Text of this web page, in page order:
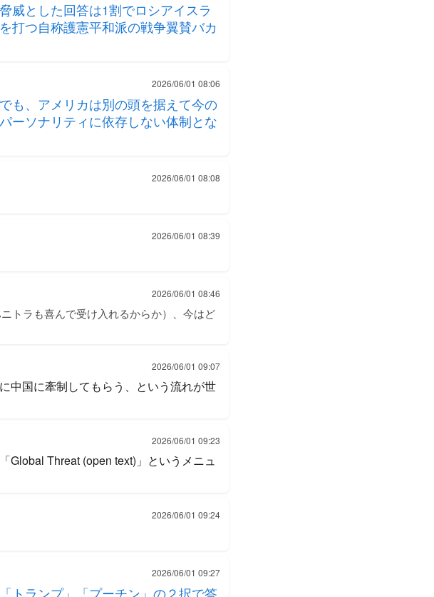
威とした回答は1割でロシアイスラ
打つ自称護憲平和派の戦争翼賛バカ
2026/06/01 08:06
も、アメリカは別の頭を据えて今の
ーソナリティに依存しない体制とな
2026/06/01 08:08
2026/06/01 08:39
2026/06/01 08:46
トラも喜んで受け入れるからか）、今はど
2026/06/01 09:07
中国に牽制してもらう、という流れが世
2026/06/01 09:23
Global Threat (open text)」というメニュ
2026/06/01 09:24
2026/06/01 09:27
トランプ」「プーチン」の２択で答